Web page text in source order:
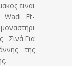
ειναι
Wadi Et-
Σινά.Για
της